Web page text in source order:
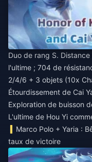
Duo de rang S.
l'ultime ; 704 de
2/4/6 + 3 objets (10x
Étourdissement de Cai
Exploration de buisson
L'ultime de Hou Yi
Marco Polo + Yaria :
taux de victoire